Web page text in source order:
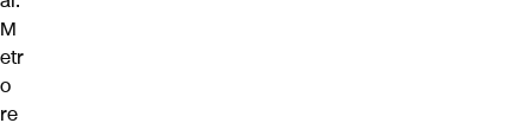
M
etr
o
re